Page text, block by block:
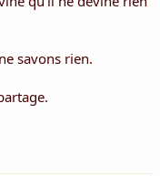
savons rien.